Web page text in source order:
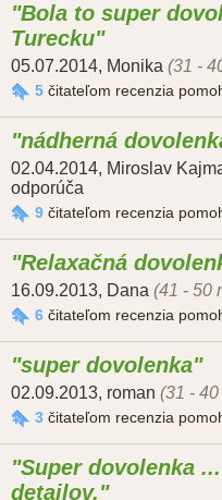
Bola to super
Turecku
05.07.2014, Monika (31 -
5 čitateľom recenzia
nádherná
02.04.2014, Miroslav
odporúča
9 čitateľom recenzia
Relaxačná
16.09.2013, Dana (41 - 50
6 čitateľom recenzia
super dovolenka
02.09.2013, roman (31 -
3 čitateľom recenzia
Super dovolenka
detailov.